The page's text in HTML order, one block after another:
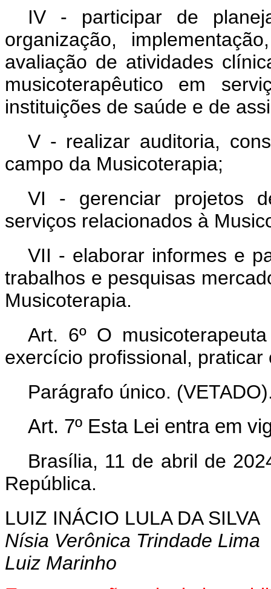
IV - participar de
organização,
avaliação de atividades
musicoterapêutico em
instituições de saúde e de
V - realizar auditoria,
campo da Musicoterapia;
VI - gerenciar projetos
serviços relacionados à
VII - elaborar informes e
trabalhos e pesquisas
Musicoterapia.
Art. 6º O
exercício profissional, praticar
Parágrafo único.
Art. 7º Esta Lei entra em
Brasília, 11 de abril de
República.
LUIZ INÁCIO LULA DA SILVA
Nísia Verônica Trindade Lima
Luiz Marinho